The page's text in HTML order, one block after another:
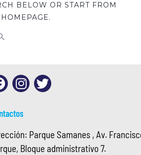
BELOW OR START FROM
.
Parque Samanes , Av.
Bloque administrativo 7.